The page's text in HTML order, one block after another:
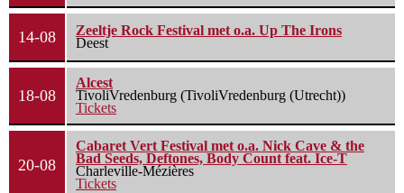
14-08
Zeeltje Rock Festival met o.a. Up The Irons
Deest
18-08
Alcest
TivoliVredenburg (TivoliVredenburg (Utrecht))
Tickets
20-08
Cabaret Vert Festival met o.a. Nick Cave & the
Bad Seeds, Deftones, Body Count feat. Ice-T
Charleville-Mézières
Tickets